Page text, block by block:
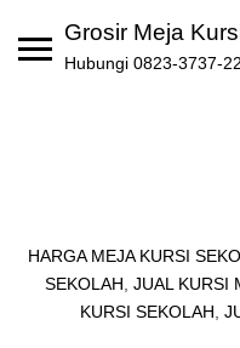
Grosir Meja
Hubungi 0823-3737-
HARGA MEJA KURSI
SEKOLAH JUAL KURSI
KURSI SEKOLAH